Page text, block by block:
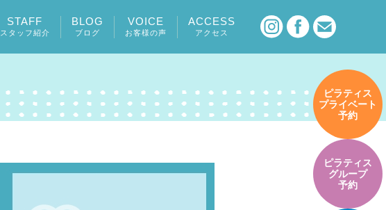
STAFF
スタッフ紹介
BLOG
ブログ
VOICE
お客様の声
ACCESS
アクセス
ピラティス
プライベート
予約
ピラティス
グループ
予約